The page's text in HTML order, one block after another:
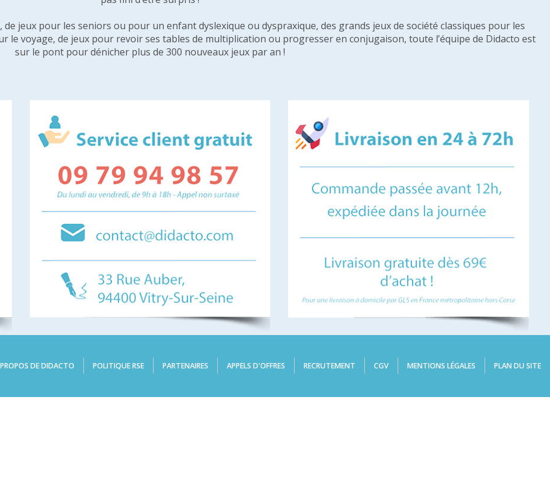
de jeux pour les seniors ou pour un enfant dyslexique ou dyspraxique, des grands jeux de société classiques pour les
le voyage, de jeux pour revoir ses tables de multiplication ou progresser en conjugaison, toute l’équipe de Didacto est
sur le pont pour dénicher plus de 300 nouveaux jeux par an !
DE DIDACTO POLITIQUE RSE PARTENAIRES APPELS D'OFFRES RECRUTEMENT CGV MENTIONS LÉGALES PLAN DU SITE